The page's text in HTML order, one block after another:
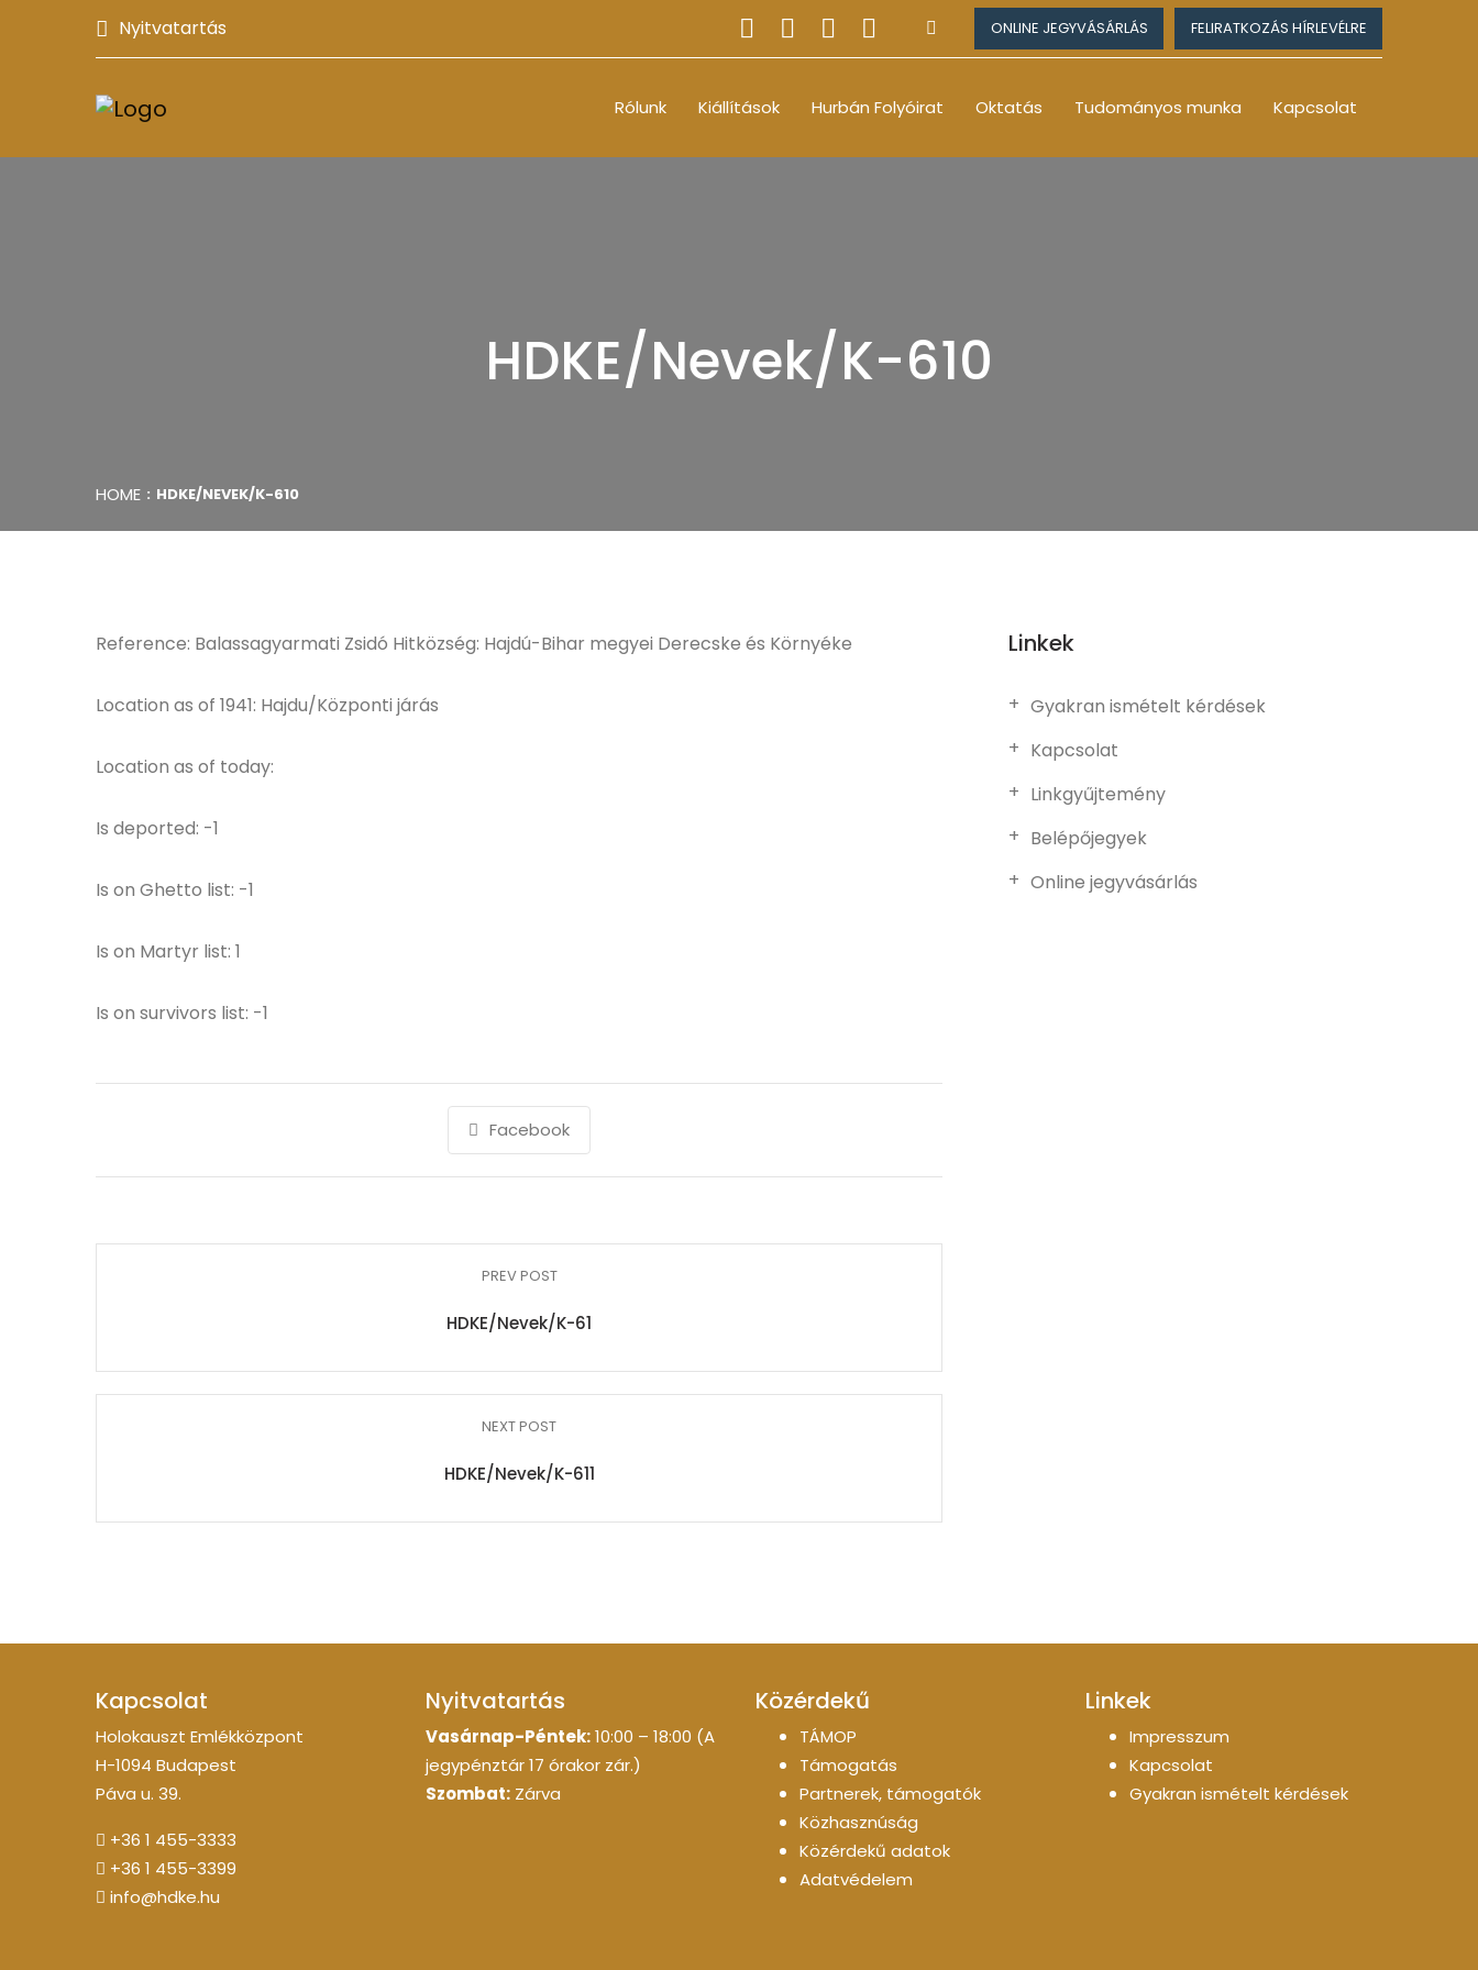
Nyitvatartás ONLINE JEGYVÁSÁRLÁS FELIRATKOZÁS HÍRLEVÉLRE
Rólunk Kiállítások Hurbán Folyóirat Oktatás Tudományos munka Kapcsolat
HDKE/Nevek/K-610
HOME HDKE/NEVEK/K-610
Reference: Balassagyarmati Zsidó Hitközség: Hajdú-Bihar megyei Derecske és Környéke
Location as of 1941: Hajdu/Központi járás
Location as of today:
Is deported: -1
Is on Ghetto list: -1
Is on Martyr list: 1
Is on survivors list: -1
Facebook
PREV POST
HDKE/Nevek/K-61
NEXT POST
HDKE/Nevek/K-611
Linkek
Gyakran ismételt kérdések
Kapcsolat
Linkgyűjtemény
Belépőjegyek
Online jegyvásárlás
Kapcsolat
Holokauszt Emlékközpont
H-1094 Budapest
Páva u. 39.
+36 1 455-3333
+36 1 455-3399
info@hdke.hu
Nyitvatartás
Vasárnap-Péntek:10:00 – 18:00 (A
jegypénztár 17 órakor zár.)
Szombat: Zárva
Közérdekű
TÁMOP
Támogatás
Partnerek, támogatók
Közhasznúság
Közérdekű adatok
Adatvédelem
Linkek
Impresszum
Kapcsolat
Gyakran ismételt kérdések